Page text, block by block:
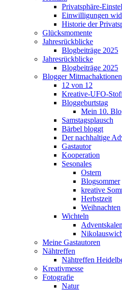
Privatsphäre-
Einwilligungen
Historie der
Glücksmomente
Jahresrückblicke
Blogbeiträge 2025
Jahresrückblicke
Blogbeiträge 2025
Blogger Mitmachaktionen
12 von 12
Kreative-UFO-
Bloggeburtstag
Mein 10.
Samstagsplausch
Bärbel bloggt
Der nachhaltige
Gastautor
Kooperation
Sesonales
Ostern
Blogsommer
kreative
Herbstzeit
Weihnachten
Wichteln
Meine Gastautoren
Nähtreffen
Nähtreffen
Kreativmesse
Fotografie
Natur